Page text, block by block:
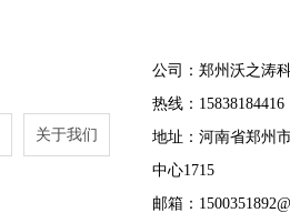
关于我们
公司：郑州沃之涛
热线：15838184416
地址：河南省郑州
中心1715
邮箱：